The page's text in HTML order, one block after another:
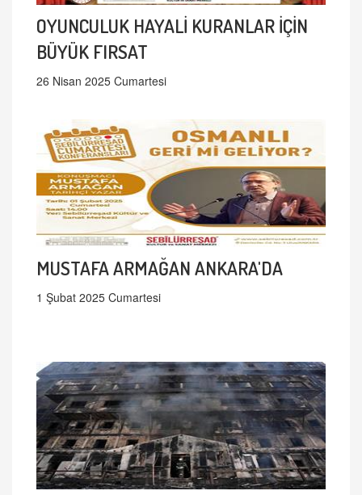
OYUNCULUK HAYALİ KURANLAR İÇİN
BÜYÜK FIRSAT
26 Nisan 2025 Cumartesi
MUSTAFA ARMAĞAN ANKARA'DA
1 Şubat 2025 Cumartesi